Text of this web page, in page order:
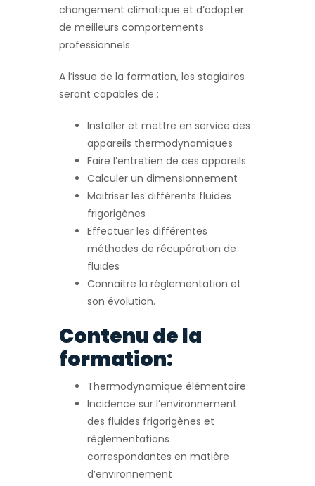
changement climatique et d’adopter
de meilleurs comportements
professionnels.
A l’issue de la formation, les stagiaires
seront capables de :
Installer et mettre en service des
appareils thermodynamiques
Faire l’entretien de ces appareils
Calculer un dimensionnement
Maitriser les différents fluides
frigorigènes
Effectuer les différentes
méthodes de récupération de
fluides
Connaitre la réglementation et
son évolution.
Contenu de la
formation:
Thermodynamique élémentaire
Incidence sur l’environnement
des fluides frigorigènes et
règlementations
correspondantes en matière
d’environnement